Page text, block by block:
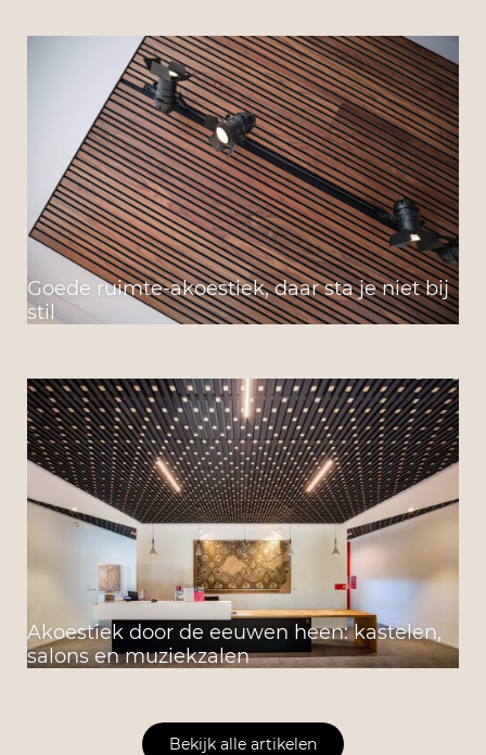
Goede ruimte-akoestiek, daar sta je niet bij
stil
Akoestiek door de eeuwen heen: kastelen,
salons en muziekzalen
Bekijk alle artikelen